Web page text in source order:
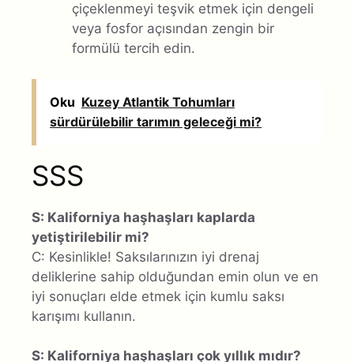
çiçeklenmeyi teşvik etmek için dengeli
veya fosfor açısından zengin bir
formülü tercih edin.
Oku Kuzey Atlantik Tohumları
sürdürülebilir tarımın geleceği mi?
SSS
S: Kaliforniya haşhaşları kaplarda
yetiştirilebilir mi?
C: Kesinlikle! Saksılarınızın iyi drenaj
deliklerine sahip olduğundan emin olun ve en
iyi sonuçları elde etmek için kumlu saksı
karışımı kullanın.
S: Kaliforniya haşhaşları çok yıllık mıdır?